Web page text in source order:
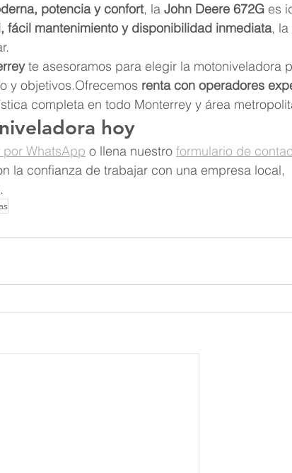
potencia y confort, la John Deere 672G es
fácil mantenimiento y disponibilidad inmediata, la
te asesoramos para elegir la motoniveladora
y objetivos.Ofrecemos renta con operadores
completa en todo Monterrey y área
hoy
WhatsApp o llena nuestro formulario de
la confianza de trabajar con una empresa local,